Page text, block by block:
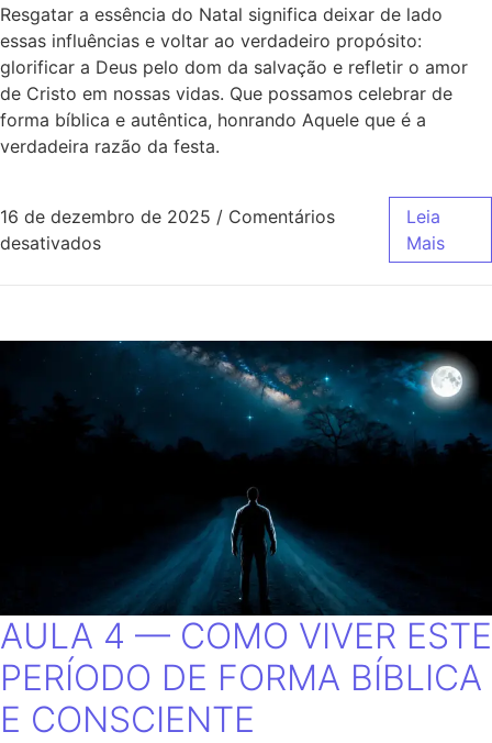
Resgatar a essência do Natal significa deixar de lado
essas influências e voltar ao verdadeiro propósito:
glorificar a Deus pelo dom da salvação e refletir o amor
de Cristo em nossas vidas. Que possamos celebrar de
forma bíblica e autêntica, honrando Aquele que é a
verdadeira razão da festa.
16 de dezembro de 2025 / Comentários
desativados
Leia
Mais
AULA 4 — COMO VIVER ESTE
PERÍODO DE FORMA BÍBLICA
E CONSCIENTE